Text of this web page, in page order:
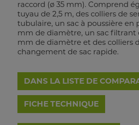
raccord (ø 35 mm). Comprend
tuyau de 2,5 m, des colliers de
tubulaire, un sac à poussière en
mm de diamètre, un sac filtrant
mm de diamètre et des colliers
changement de sac rapide.
DANS LA LISTE DE
FICHE TECHNIQUE